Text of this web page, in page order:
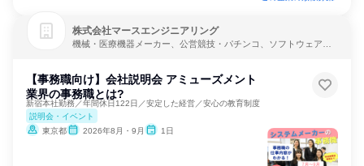
株式会社マースエンジニアリング
機械・医療機器メーカー、公営競技・パチンコ、ソフトウェア開
【事務職向け】会社説明会 アミューズメント
業界の事務職とは?
新宿本社勤務／年間休日122日／安定した経営／安心の教育制度
説明会・イベント
東京都
2026年8月・9月 1日